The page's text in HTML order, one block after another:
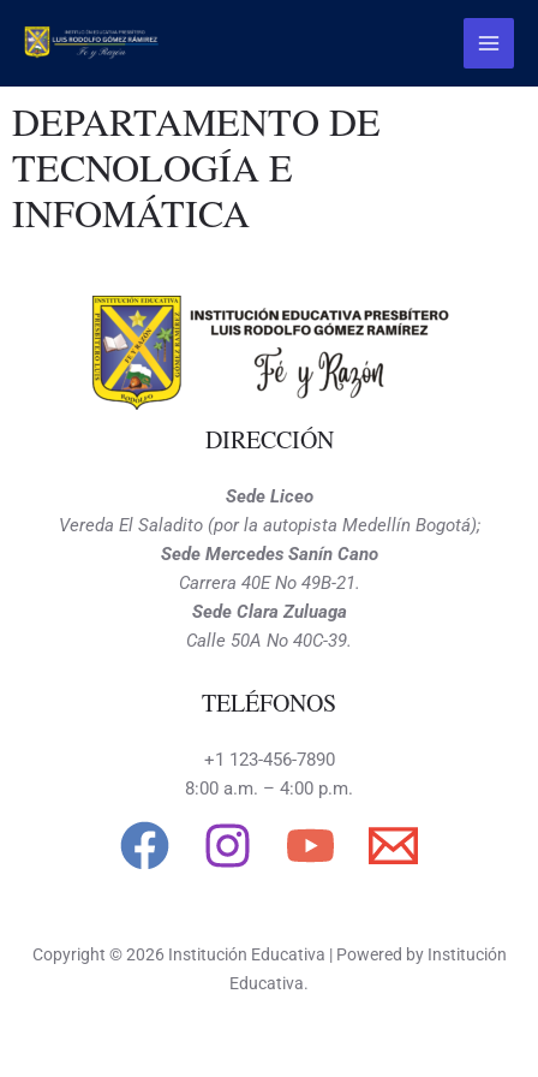
Main
Menu
DEPARTAMENTO DE
TECNOLOGÍA E
INFOMÁTICA
DIRECCIÓN
Sede Liceo
Vereda El Saladito (por la autopista Medellín Bogotá);
Sede Mercedes Sanín Cano
Carrera 40E No 49B-21.
Sede Clara Zuluaga
Calle 50A No 40C-39.
TELÉFONOS
+1 123-456-7890
8:00 a.m. – 4:00 p.m.
Copyright © 2026 Institución Educativa | Powered by Institución
Educativa.